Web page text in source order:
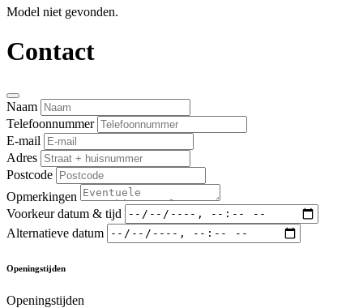
Model niet gevonden.
Contact
Naam
Telefoonnummer
E-mail
Adres
Postcode
Opmerkingen
Voorkeur datum & tijd
Alternatieve datum
Openingstijden
Openingstijden